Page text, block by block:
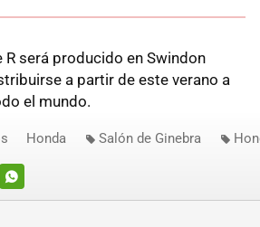
R será producido en Swindon
a partir de este verano a
el mundo.
WHATSAPP
Honda Salón de Ginebra